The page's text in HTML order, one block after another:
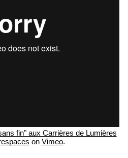
fin" aux Carrières de Lumières
on Vimeo.